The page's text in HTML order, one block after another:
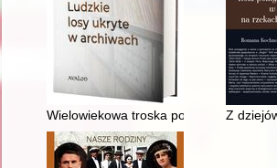
Wielowiekowa troska pokoleń oZ